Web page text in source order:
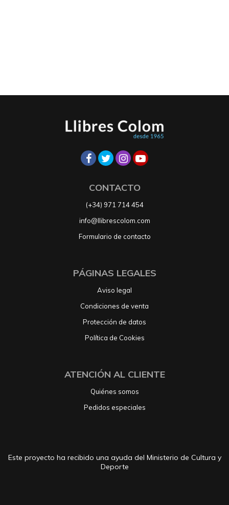
CONTACTO
(+34) 971 714 454
info@llibrescolom.com
Formulario de contacto
PÁGINAS LEGALES
Aviso legal
Condiciones de venta
Protección de datos
Política de Cookies
ATENCIÓN AL CLIENTE
Quiénes somos
Pedidos especiales
Este proyecto ha recibido una ayuda del Ministerio de Cultura y
Deporte